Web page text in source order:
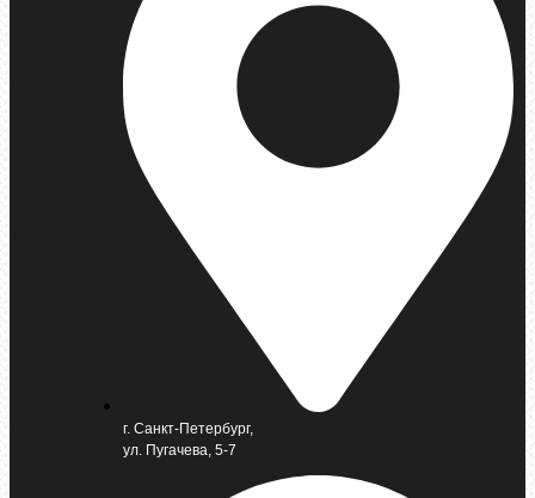
г. Санкт-Петербург,
ул. Пугачева, 5-7